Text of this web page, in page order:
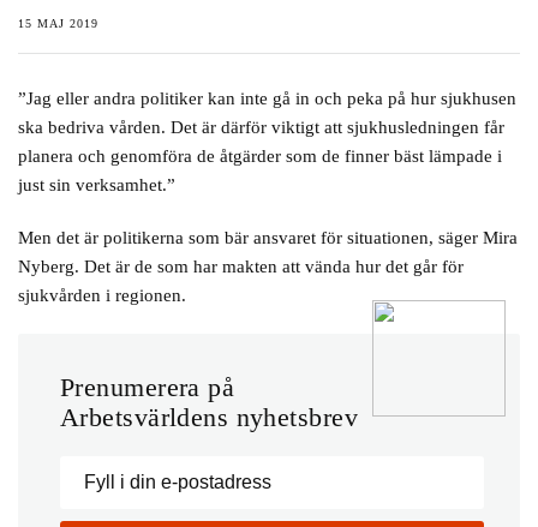
15 MAJ 2019
”Jag eller andra politiker kan inte gå in och peka på hur sjukhusen
ska bedriva vården. Det är därför viktigt att sjukhusledningen får
planera och genomföra de åtgärder som de finner bäst lämpade i
just sin verksamhet.”
Men det är politikerna som bär ansvaret för situationen, säger Mira
Nyberg. Det är de som har makten att vända hur det går för
sjukvården i regionen.
Prenumerera på
Arbetsvärldens nyhetsbrev